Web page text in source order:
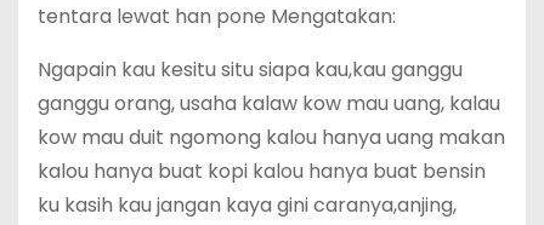
tentara lewat han pone Mengatakan:
Ngapain kau kesitu situ siapa kau,kau ganggu
ganggu orang, usaha kalaw kow mau uang, kalau
kow mau duit ngomong kalou hanya uang makan
kalou hanya buat kopi kalou hanya buat bensin
ku kasih kau jangan kaya gini caranya,anjing,